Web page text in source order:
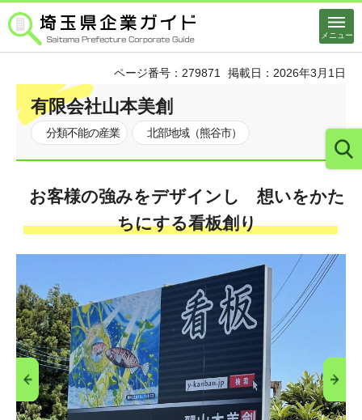
埼玉県企業ガイド メニュー
ページ番号：279871 掲載日：2026年3月1日
有限会社山本美創
分類不能の産業 北部地域（熊谷市）
お客様の強みをデザインし 想いをかた
ちにする看板創り